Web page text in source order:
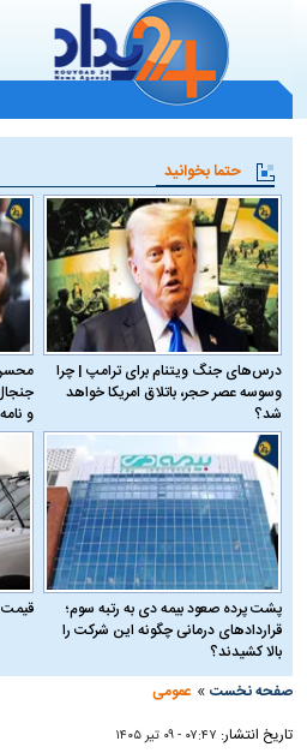
حتما بخوانید
درس‌های جنگ ویتنام برای ترامپ | چرا
وسوسه عصر حجر، باتلاق امریکا خواهد
شد؟
و نامه ۶۷ تا تنگه هرمز و شعام
پشت پرده صعود بیمه دی به رتبه سوم؛
قراردادهای درمانی چگونه این شرکت را
بالا کشیدند؟
قیمت روز
صفحه نخست » عمومی
تاریخ انتشار: ۰۷:۴۷ - ۰۹ تير ۱۴۰۵